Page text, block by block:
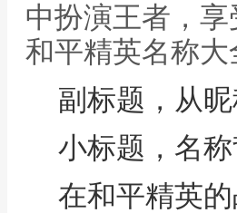
中扮演王者，
和平精英名称
副标题，从
小标题，名
在和平精英